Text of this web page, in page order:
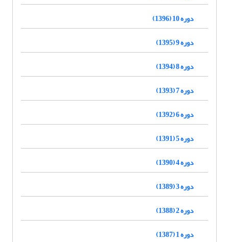
دوره 10 (1396)
دوره 9 (1395)
دوره 8 (1394)
دوره 7 (1393)
دوره 6 (1392)
دوره 5 (1391)
دوره 4 (1390)
دوره 3 (1389)
دوره 2 (1388)
دوره 1 (1387)